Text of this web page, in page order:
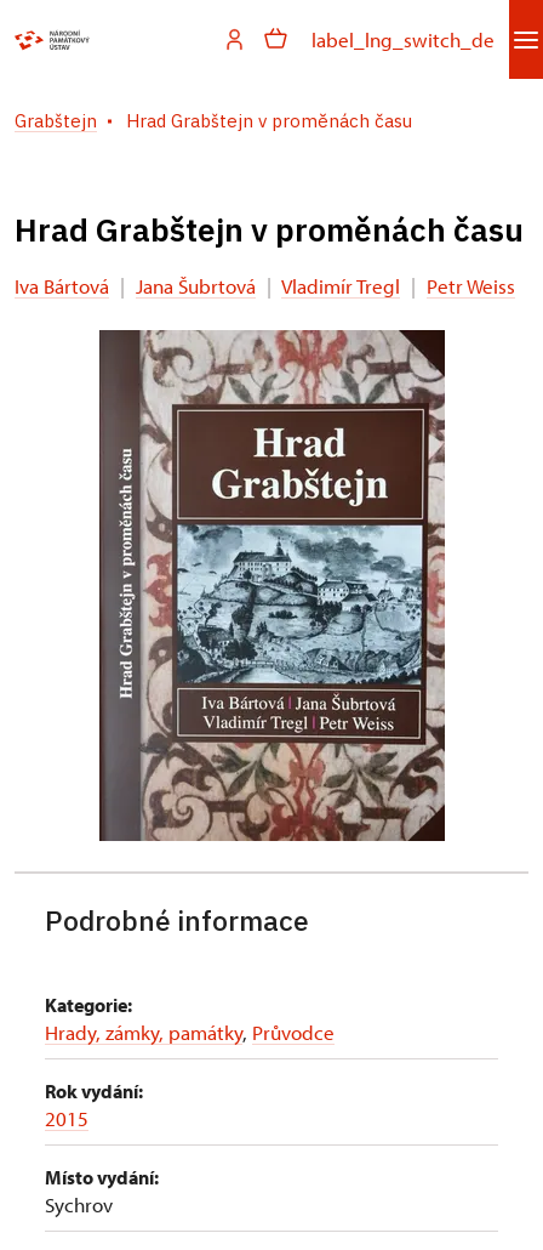
label_lng_switch_de
Grabštejn Hrad Grabštejn v proměnách času
Hrad Grabštejn v proměnách času
Iva Bártová | Jana Šubrtová | Vladimír Tregl | Petr Weiss
Podrobné informace
Kategorie:
Hrady, zámky, památky, Průvodce
Rok vydání:
2015
Místo vydání:
Sychrov